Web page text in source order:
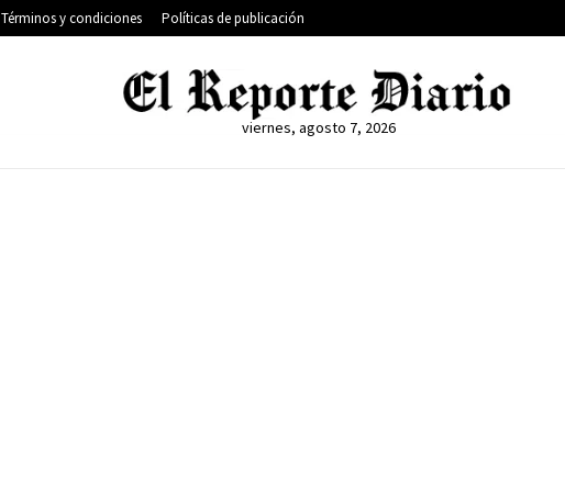
Términos y condiciones Políticas de publicación
viernes, agosto 7, 2026